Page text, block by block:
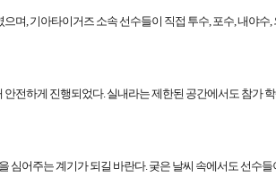
며, 기아타이거즈 소속 선수들이 직접 투수, 포수, 내야
안전하게 진행되었다.실내라는 제한된 공간에서도 참가
어주는 계기가 되길 바란다. 궂은 날씨 속에서도 선수